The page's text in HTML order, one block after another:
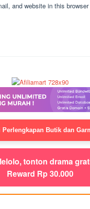
and website in this
Perlengkapan Butik dan
tonton drama
Reward Rp 30.000